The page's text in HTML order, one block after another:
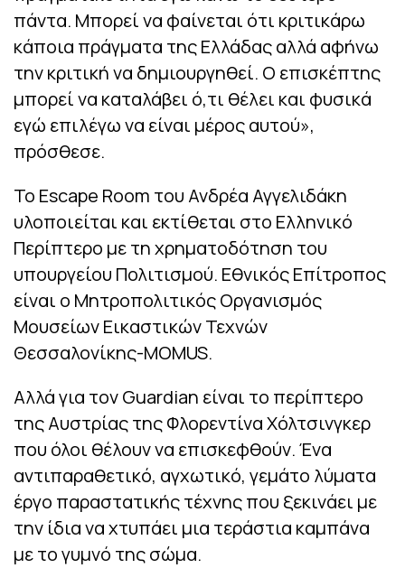
πάντα. Μπορεί να φαίνεται ότι κριτικάρω
κάποια πράγματα της Ελλάδας αλλά αφήνω
την κριτική να δημιουργηθεί. Ο επισκέπτης
μπορεί να καταλάβει ό,τι θέλει και φυσικά
εγώ επιλέγω να είναι μέρος αυτού»,
πρόσθεσε.
Το Escape Room του Ανδρέα Αγγελιδάκη
υλοποιείται και εκτίθεται στο Ελληνικό
Περίπτερο με τη χρηματοδότηση του
υπουργείου Πολιτισμού. Εθνικός Επίτροπος
είναι ο Μητροπολιτικός Οργανισμός
Μουσείων Εικαστικών Τεχνών
Θεσσαλονίκης-MOMUS.
Αλλά για τον Guardian είναι το περίπτερο
της Αυστρίας της Φλορεντίνα Χόλτσινγκερ
που όλοι θέλουν να επισκεφθούν. Ένα
αντιπαραθετικό, αγχωτικό, γεμάτο λύματα
έργο παραστατικής τέχνης που ξεκινάει με
την ίδια να χτυπάει μια τεράστια καμπάνα
με το γυμνό της σώμα.